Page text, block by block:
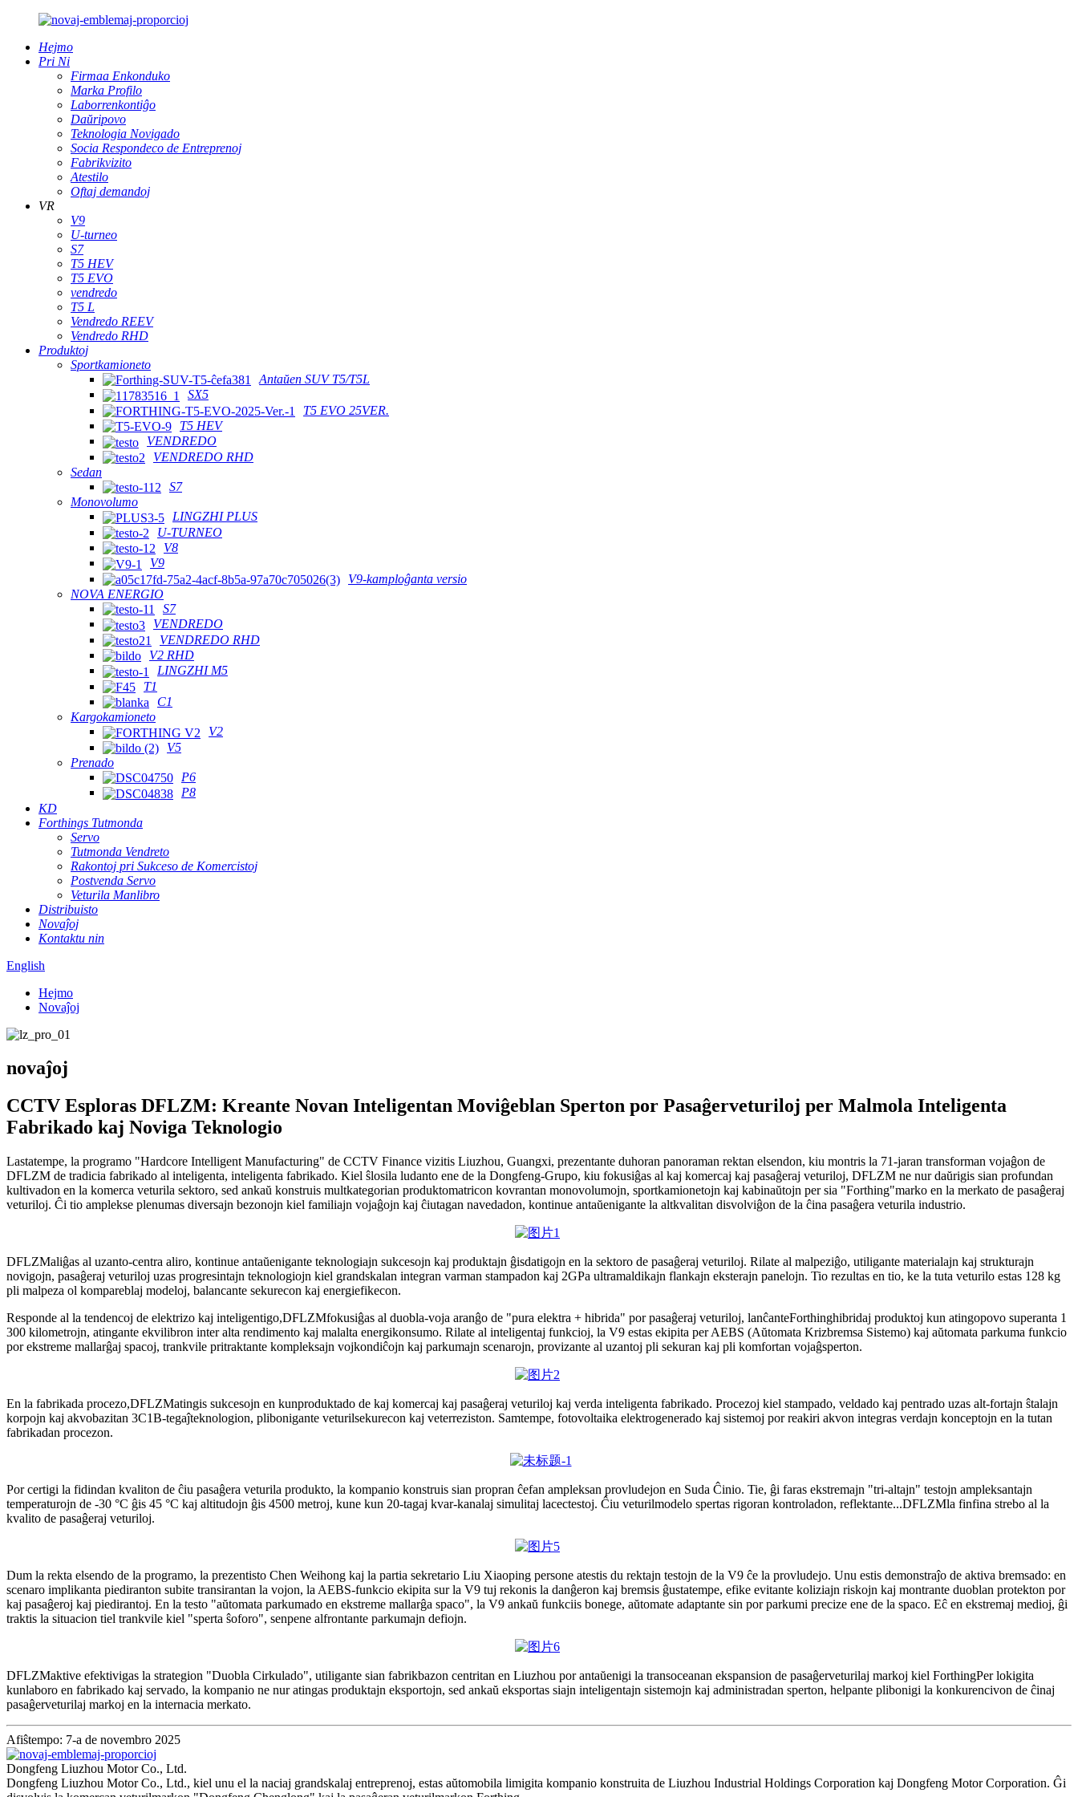
Hejmo
Pri Ni
Firmaa Enkonduko
Marka Profilo
Laborrenkontiĝo
Daŭripovo
Teknologia Novigado
Socia Respondeco de Entreprenoj
Fabrikvizito
Atestilo
Oftaj demandoj
VR
V9
U-turneo
S7
T5 HEV
T5 EVO
vendredo
T5 L
Vendredo REEV
Vendredo RHD
Produktoj
Sportkamioneto
Antaŭen SUV T5/T5L
SX5
T5 EVO 25VER.
T5 HEV
VENDREDO
VENDREDO RHD
Sedan
S7
Monovolumo
LINGZHI PLUS
U-TURNEO
V8
V9
V9-kamploĝanta versio
NOVA ENERGIO
S7
VENDREDO
VENDREDO RHD
V2 RHD
LINGZHI M5
T1
C1
Kargokamioneto
V2
V5
Prenado
P6
P8
KD
Forthings Tutmonda
Servo
Tutmonda Vendreto
Rakontoj pri Sukceso de Komercistoj
Postvenda Servo
Veturila Manlibro
Distribuisto
Novaĵoj
Kontaktu nin
English
Hejmo
Novaĵoj
novaĵoj
CCTV Esploras DFLZM: Kreante Novan Inteligentan Moviĝeblan Sperton por Pasaĝerveturiloj per Malmola Inteligenta
Fabrikado kaj Noviga Teknologio
Lastatempe, la programo "Hardcore Intelligent Manufacturing" de CCTV Finance vizitis Liuzhou, Guangxi, prezentante duhoran panoraman rektan elsendon, kiu montris la 71-jaran transforman vojaĝon de
DFLZM de tradicia fabrikado al inteligenta, inteligenta fabrikado. Kiel ŝlosila ludanto ene de la Dongfeng-Grupo, kiu fokusiĝas al kaj komercaj kaj pasaĝeraj veturiloj, DFLZM ne nur daŭrigis sian profundan
kultivadon en la komerca veturila sektoro, sed ankaŭ konstruis multkategorian produktomatricon kovrantan monovolumojn, sportkamionetojn kaj kabinaŭtojn per sia "Forthing"marko en la merkato de pasaĝeraj
veturiloj. Ĉi tio amplekse plenumas diversajn bezonojn kiel familiajn vojaĝojn kaj ĉiutagan navedadon, kontinue antaŭenigante la altkvalitan disvolviĝon de la ĉina pasaĝera veturila industrio.
DFLZMaliĝas al uzanto-centra aliro, kontinue antaŭenigante teknologiajn sukcesojn kaj produktajn ĝisdatigojn en la sektoro de pasaĝeraj veturiloj. Rilate al malpeziĝo, utiligante materialajn kaj strukturajn
novigojn, pasaĝeraj veturiloj uzas progresintajn teknologiojn kiel grandskalan integran varman stampadon kaj 2GPa ultramaldikajn flankajn eksterajn panelojn. Tio rezultas en tio, ke la tuta veturilo estas 128 kg
pli malpeza ol kompareblaj modeloj, balancante sekurecon kaj energiefikecon.
Responde al la tendencoj de elektrizo kaj inteligentigo,DFLZMfokusiĝas al duobla-voja aranĝo de "pura elektra + hibrida" por pasaĝeraj veturiloj, lanĉanteForthinghibridaj produktoj kun atingopovo superanta 1
300 kilometrojn, atingante ekvilibron inter alta rendimento kaj malalta energikonsumo. Rilate al inteligentaj funkcioj, la V9 estas ekipita per AEBS (Aŭtomata Krizbremsa Sistemo) kaj aŭtomata parkuma funkcio
por ekstreme mallarĝaj spacoj, trankvile pritraktante kompleksajn vojkondiĉojn kaj parkumajn scenarojn, provizante al uzantoj pli sekuran kaj pli komfortan vojaĝsperton.
En la fabrikada procezo,DFLZMatingis sukcesojn en kunproduktado de kaj komercaj kaj pasaĝeraj veturiloj kaj verda inteligenta fabrikado. Procezoj kiel stampado, veldado kaj pentrado uzas alt-fortajn ŝtalajn
korpojn kaj akvobazitan 3C1B-tegaĵteknologion, plibonigante veturilsekurecon kaj veterreziston. Samtempe, fotovoltaika elektrogenerado kaj sistemoj por reakiri akvon integras verdajn konceptojn en la tutan
fabrikadan procezon.
Por certigi la fidindan kvaliton de ĉiu pasaĝera veturila produkto, la kompanio konstruis sian propran ĉefan ampleksan provludejon en Suda Ĉinio. Tie, ĝi faras ekstremajn "tri-altajn" testojn ampleksantajn
temperaturojn de -30 °C ĝis 45 °C kaj altitudojn ĝis 4500 metroj, kune kun 20-tagaj kvar-kanalaj simulitaj lacectestoj. Ĉiu veturilmodelo spertas rigoran kontroladon, reflektante...DFLZMla finfina strebo al la
kvalito de pasaĝeraj veturiloj.
Dum la rekta elsendo de la programo, la prezentisto Chen Weihong kaj la partia sekretario Liu Xiaoping persone atestis du rektajn testojn de la V9 ĉe la provludejo. Unu estis demonstraĵo de aktiva bremsado: en
scenaro implikanta piediranton subite transirantan la vojon, la AEBS-funkcio ekipita sur la V9 tuj rekonis la danĝeron kaj bremsis ĝustatempe, efike evitante koliziajn riskojn kaj montrante duoblan protekton por
kaj pasaĝeroj kaj piedirantoj. En la testo "aŭtomata parkumado en ekstreme mallarĝa spaco", la V9 ankaŭ funkciis bonege, aŭtomate adaptante sin por parkumi precize ene de la spaco. Eĉ en ekstremaj medioj, ĝi
traktis la situacion tiel trankvile kiel "sperta ŝoforo", senpene alfrontante parkumajn defiojn.
DFLZMaktive efektivigas la strategion "Duobla Cirkulado", utiligante sian fabrikbazon centritan en Liuzhou por antaŭenigi la transoceanan ekspansion de pasaĝerveturilaj markoj kiel ForthingPer lokigita
kunlaboro en fabrikado kaj servado, la kompanio ne nur atingas produktajn eksportojn, sed ankaŭ eksportas siajn inteligentajn sistemojn kaj administradan sperton, helpante plibonigi la konkurencivon de ĉinaj
pasaĝerveturilaj markoj en la internacia merkato.
Afiŝtempo: 7-a de novembro 2025
Dongfeng Liuzhou Motor Co., Ltd.
Dongfeng Liuzhou Motor Co., Ltd., kiel unu el la naciaj grandskalaj entreprenoj, estas aŭtomobila limigita kompanio konstruita de Liuzhou Industrial Holdings Corporation kaj Dongfeng Motor Corporation. Ĝi